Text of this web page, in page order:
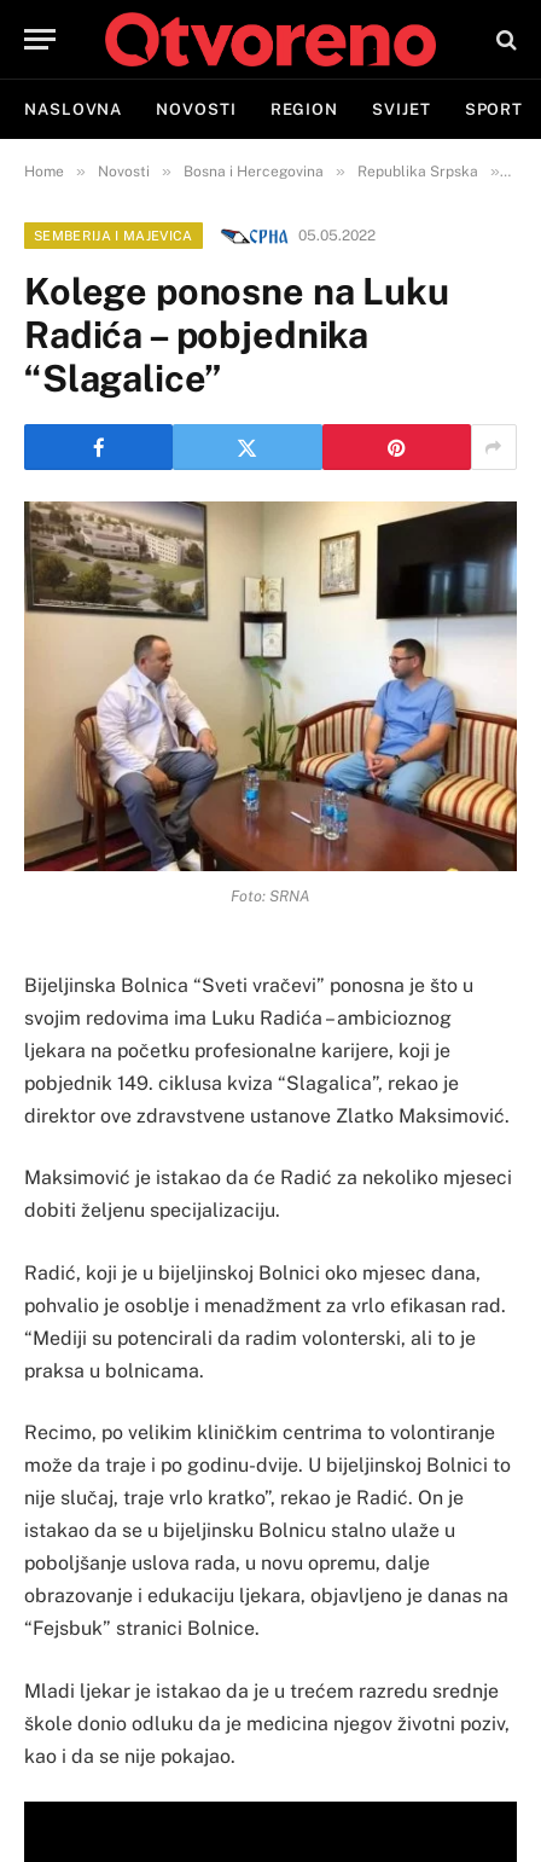
NASLOVNA NOVOSTI REGION SVIJET SPORT
Home » Novosti » Bosna i Hercegovina » Republika Srpska »
SEMBERIJA I MAJEVICA 05.05.2022
Kolege ponosne na Luku
Radića – pobjednika
“Slagalice”
Foto: SRNA
Bijeljinska Bolnica “Sveti vračevi” ponosna je što u
svojim redovima ima Luku Radića – ambicioznog
ljekara na početku profesionalne karijere, koji je
pobjednik 149. ciklusa kviza “Slagalica”, rekao je
direktor ove zdravstvene ustanove Zlatko Maksimović.
Maksimović je istakao da će Radić za nekoliko mjeseci
dobiti željenu specijalizaciju.
Radić, koji je u bijeljinskoj Bolnici oko mjesec dana,
pohvalio je osoblje i menadžment za vrlo efikasan rad.
“Mediji su potencirali da radim volonterski, ali to je
praksa u bolnicama.
Recimo, po velikim kliničkim centrima to volontiranje
može da traje i po godinu-dvije. U bijeljinskoj Bolnici to
nije slučaj, traje vrlo kratko”, rekao je Radić. On je
istakao da se u bijeljinsku Bolnicu stalno ulaže u
poboljšanje uslova rada, u novu opremu, dalje
obrazovanje i edukaciju ljekara, objavljeno je danas na
“Fejsbuk” stranici Bolnice.
Mladi ljekar je istakao da je u trećem razredu srednje
škole donio odluku da je medicina njegov životni poziv,
kao i da se nije pokajao.